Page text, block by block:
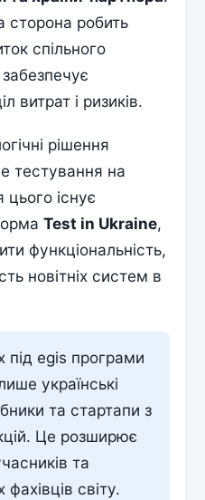
робить
спільного
витрат і ризиків.
рішення
тестування на
цього існує
Test in Ukraine,
функціональність,
новітніх систем в
під egis програми
українські
та стартапи з
Це розширює
та
світу.